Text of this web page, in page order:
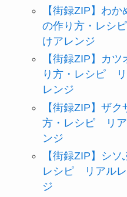
【街録ZIP】わ
の作り方・レシ
けアレンジ
【街録ZIP】カ
り方・レシピ
レンジ
【街録ZIP】ザ
方・レシピ リア
ンジ
【街録ZIP】シ
レシピ リアルレ
ジ